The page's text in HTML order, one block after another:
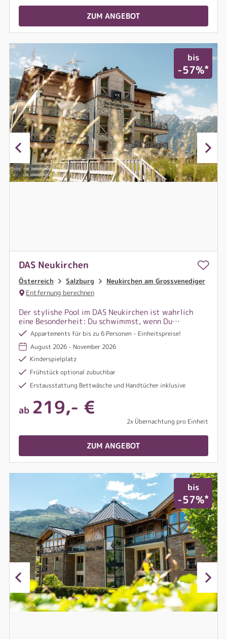
ZUM ANGEBOT
bis
-57%*
DAS Neukirchen
Österreich Salzburg
Neukirchen am Grossvenediger
Entfernung berechnen
Der stylishe Pool im DAS Neukirchen ist wahrlich
eine Besonderheit: Du schwimmst, wenn Du
möchtest, von drinnen nach draußen auf die
Dachterrasse des Resorts, wo Du hoch überm Ort
den Blick auf die majestätischen Gipfel der Alpen
auskostest.
Appartements für bis zu 6 Personen - Einheitspreise!
August 2026 - November 2026
Kinderspielplatz
Frühstück optional zubuchbar
Erstausstattung Bettwäsche und Handtücher inklusive
ab 219,- €
2x Übernachtung pro Einheit
ZUM ANGEBOT
bis
-57%*